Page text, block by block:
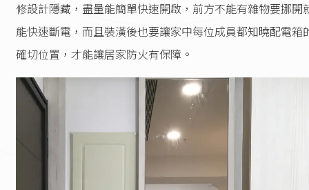
修設計隱藏，盡量能簡單快速開啟，前方不能有雜物要挪開
能快速斷電，而且裝潢後也要讓家中每位成員都知曉配電箱
確切位置，才能讓居家防火有保障。